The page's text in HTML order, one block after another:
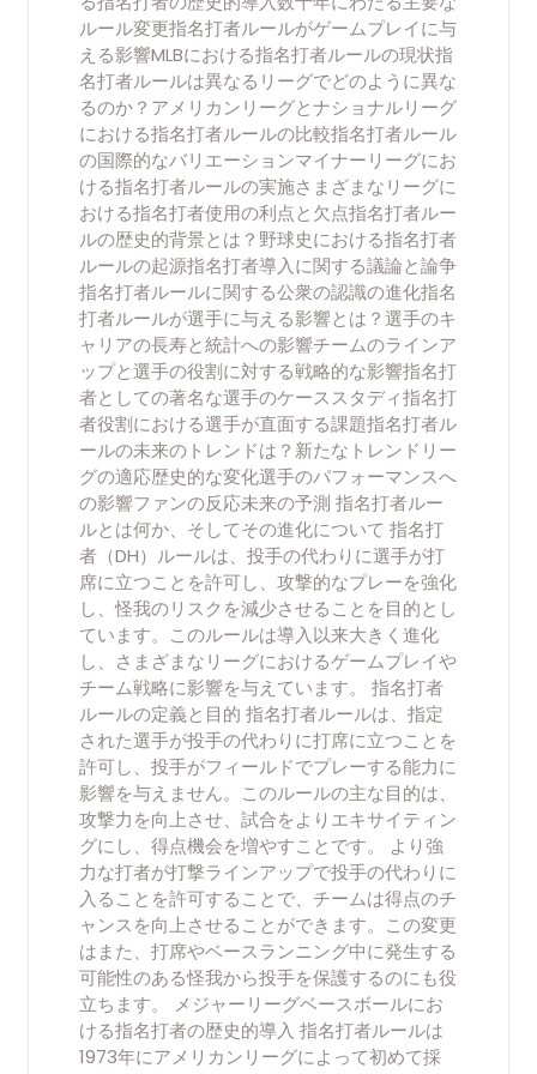
ルール変更指名打者ルールがゲームプレイに与
える影響MLBにおける指名打者ルールの現状指
名打者ルールは異なるリーグでどのように異な
るのか？アメリカンリーグとナショナルリーグ
における指名打者ルールの比較指名打者ルール
の国際的なバリエーションマイナーリーグにお
ける指名打者ルールの実施さまざまなリーグに
おける指名打者使用の利点と欠点指名打者ルー
ルの歴史的背景とは？野球史における指名打者
ルールの起源指名打者導入に関する議論と論争
指名打者ルールに関する公衆の認識の進化指名
打者ルールが選手に与える影響とは？選手のキ
ャリアの長寿と統計への影響チームのラインア
ップと選手の役割に対する戦略的な影響指名打
者としての著名な選手のケーススタディ指名打
者役割における選手が直面する課題指名打者ル
ールの未来のトレンドは？新たなトレンドリー
グの適応歴史的な変化選手のパフォーマンスへ
の影響ファンの反応未来の予測 指名打者ルー
ルとは何か、そしてその進化について 指名打
者（DH）ルールは、投手の代わりに選手が打
席に立つことを許可し、攻撃的なプレーを強化
し、怪我のリスクを減少させることを目的とし
ています。このルールは導入以来大きく進化
し、さまざまなリーグにおけるゲームプレイや
チーム戦略に影響を与えています。 指名打者
ルールの定義と目的 指名打者ルールは、指定
された選手が投手の代わりに打席に立つことを
許可し、投手がフィールドでプレーする能力に
影響を与えません。このルールの主な目的は、
攻撃力を向上させ、試合をよりエキサイティン
グにし、得点機会を増やすことです。 より強
力な打者が打撃ラインアップで投手の代わりに
入ることを許可することで、チームは得点のチ
ャンスを向上させることができます。この変更
はまた、打席やベースランニング中に発生する
可能性のある怪我から投手を保護するのにも役
立ちます。 メジャーリーグベースボールにお
ける指名打者の歴史的導入 指名打者ルールは
1973年にアメリカンリーグによって初めて採